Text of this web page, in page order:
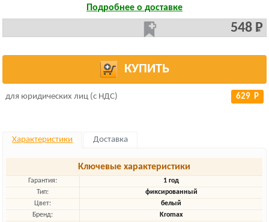
Подробнее о доставке
548 Р
КУПИТЬ
для юридических лиц (с НДС) 629 Р
Характеристики Доставка
Ключевые характеристики
Гарантия:
1 год
Тип:
фиксированный
Цвет:
белый
Бренд:
Kromax